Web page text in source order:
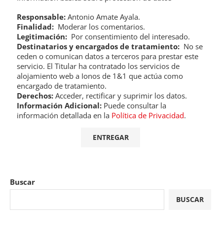
Responsable: Antonio Amate Ayala.
Finalidad: Moderar los comentarios.
Legitimación: Por consentimiento del interesado.
Destinatarios y encargados de tratamiento: No se
ceden o comunican datos a terceros para prestar este
servicio. El Titular ha contratado los servicios de
alojamiento web a Ionos de 1&1 que actúa como
encargado de tratamiento.
Derechos: Acceder, rectificar y suprimir los datos.
Información Adicional: Puede consultar la
información detallada en la Política de Privacidad.
Buscar
BUSCAR